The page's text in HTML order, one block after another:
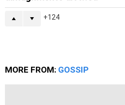
124
MORE FROM: GOSSIP